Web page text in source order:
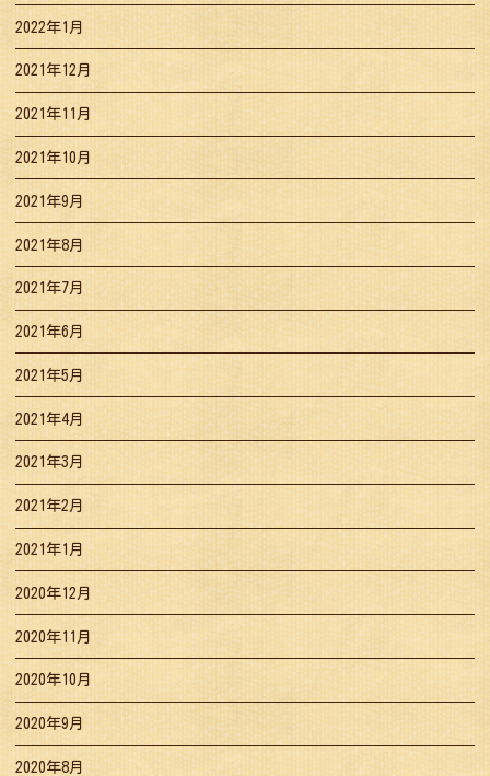
2022年1月
2021年12月
2021年11月
2021年10月
2021年9月
2021年8月
2021年7月
2021年6月
2021年5月
2021年4月
2021年3月
2021年2月
2021年1月
2020年12月
2020年11月
2020年10月
2020年9月
2020年8月